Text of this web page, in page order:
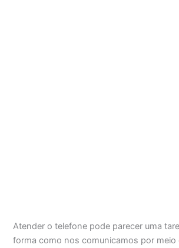
Atender o telefone pode parecer uma
forma como nos comunicamos por meio